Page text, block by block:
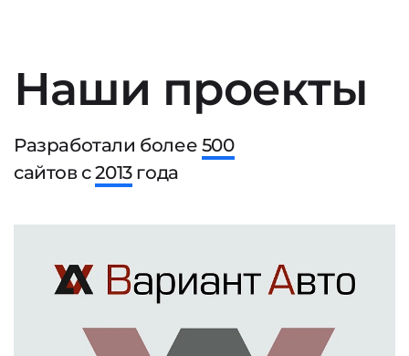
Наши проекты
Разработали более 500
сайтов с2013года